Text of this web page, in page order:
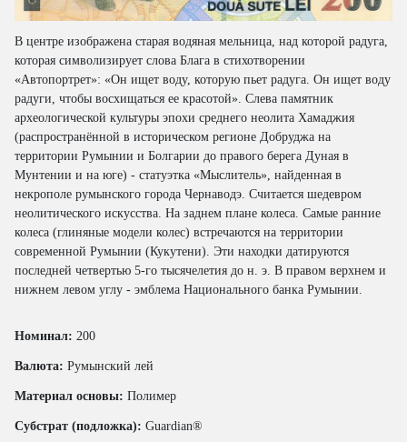
В центре изображена старая водяная мельница, над которой радуга,
которая символизирует слова Блага в стихотворении
«Автопортрет»: «Он ищет воду, которую пьет радуга. Он ищет воду
радуги, чтобы восхищаться ее красотой». Слева памятник
археологической культуры эпохи среднего неолита Хамаджия
(распространённой в историческом регионе Добруджа на
территории Румынии и Болгарии до правого берега Дуная в
Мунтении и на юге) - статуэтка «Мыслитель», найденная в
некрополе румынского города Чернаводэ. Считается шедевром
неолитического искусства. На заднем плане колеса. Самые ранние
колеса (глиняные модели колес) встречаются на территории
современной Румынии (Кукутени). Эти находки датируются
последней четвертью 5-го тысячелетия до н. э. В правом верхнем и
нижнем левом углу - эмблема Национального банка Румынии.
Номинал: 200
Валюта: Румынский лей
Материал основы: Полимер
Субстрат (подложка): Guardian®